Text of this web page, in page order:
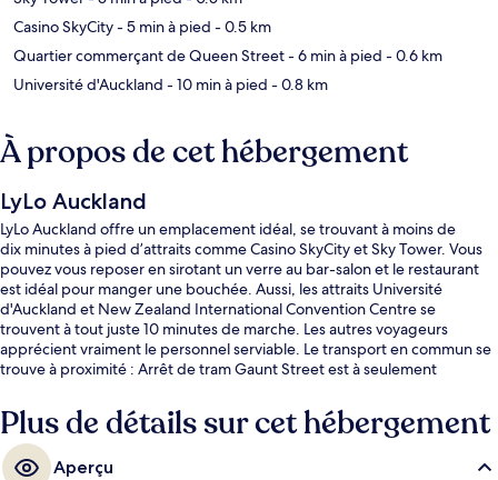
Casino SkyCity- 5 min à pied - 0.5 km
Quartier commerçant de Queen Street- 6 min à pied - 0.6 km
Université d'Auckland - 10 min à pied - 0.8 km
À propos de cet hébergement
LyLo Auckland
LyLo Auckland offre un emplacement idéal, se trouvant à moins de
dix minutes à pied d’attraits comme Casino SkyCity et Sky Tower. Vous
pouvez vous reposer en sirotant un verre au bar-salon et le restaurant
est idéal pour manger une bouchée. Aussi, les attraits Université
d'Auckland et New Zealand International Convention Centre se
trouvent à tout juste 10 minutes de marche. Les autres voyageurs
apprécient vraiment le personnel serviable. Le transport en commun se
trouve à proximité : Arrêt de tram Gaunt Street est à seulement
Plus de détails sur cet hébergement
Aperçu